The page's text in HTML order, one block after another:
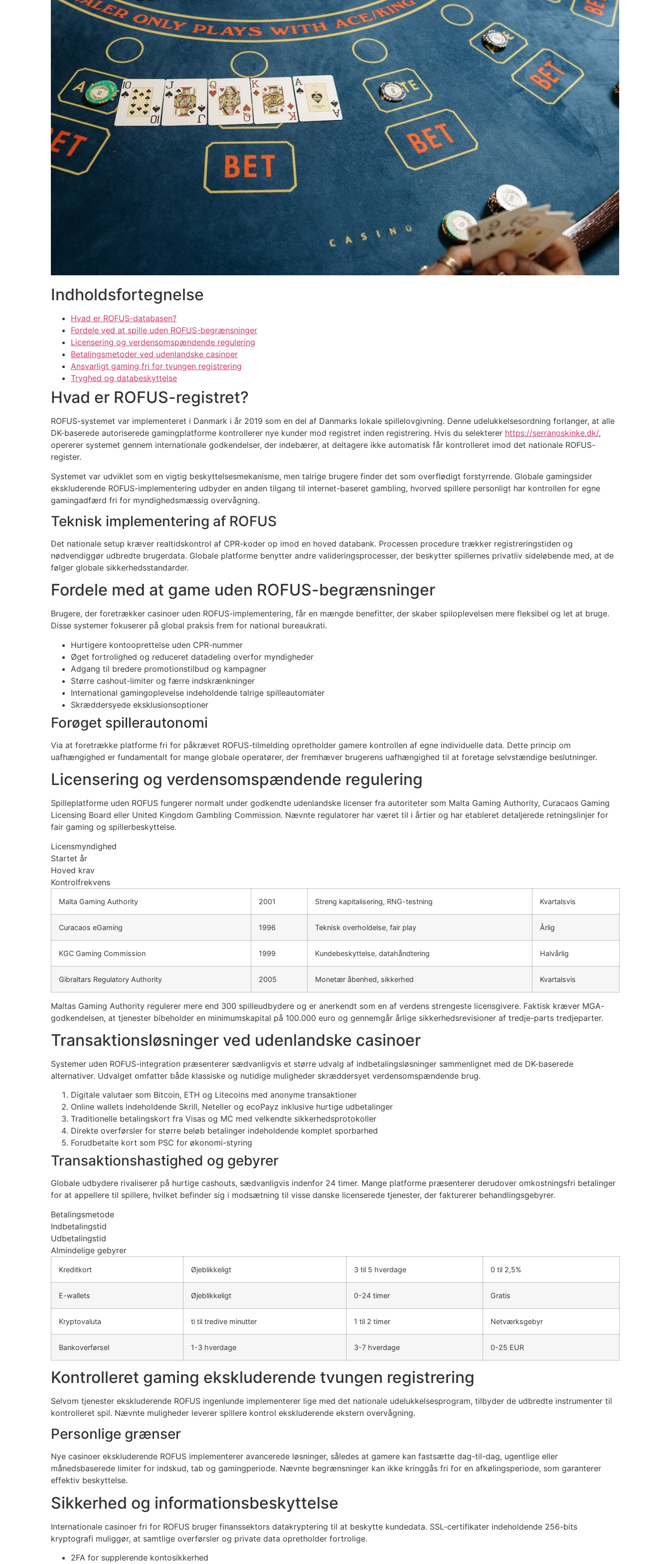
Indholdsfortegnelse
Hvad er ROFUS-databasen?
Fordele ved at spille uden ROFUS-begrænsninger
Licensering og verdensomspændende regulering
Betalingsmetoder ved udenlandske casinoer
Ansvarligt gaming fri for tvungen registrering
Tryghed og databeskyttelse
Hvad er ROFUS-registret?
ROFUS-systemet var implementeret i Danmark i år 2019 som en del af Danmarks lokale spillelovgivning. Denne udelukkelsesordning forlanger, at alle
DK-baserede autoriserede gamingplatforme kontrollerer nye kunder mod registret inden registrering. Hvis du selekterer https://serranoskinke.dk/,
opererer systemet gennem internationale godkendelser, der indebærer, at deltagere ikke automatisk får kontrolleret imod det nationale ROFUS-
register.
Systemet var udviklet som en vigtig beskyttelsesmekanisme, men talrige brugere finder det som overflødigt forstyrrende. Globale gamingsider
ekskluderende ROFUS-implementering udbyder en anden tilgang til internet-baseret gambling, hvorved spillere personligt har kontrollen for egne
gamingadfærd fri for myndighedsmæssig overvågning.
Teknisk implementering af ROFUS
Det nationale setup kræver realtidskontrol af CPR-koder op imod en hoved databank. Processen procedure trækker registreringstiden og
nødvendiggør udbredte brugerdata. Globale platforme benytter andre valideringsprocesser, der beskytter spillernes privatliv sideløbende med, at de
følger globale sikkerhedsstandarder.
Fordele med at game uden ROFUS-begrænsninger
Brugere, der foretrækker casinoer uden ROFUS-implementering, får en mængde benefitter, der skaber spiloplevelsen mere fleksibel og let at bruge.
Disse systemer fokuserer på global praksis frem for national bureaukrati.
Hurtigere kontooprettelse uden CPR-nummer
Øget fortrolighed og reduceret datadeling overfor myndigheder
Adgang til bredere promotionstilbud og kampagner
Større cashout-limiter og færre indskrænkninger
International gamingoplevelse indeholdende talrige spilleautomater
Skræddersyede eksklusionsoptioner
Forøget spillerautonomi
Via at foretrække platforme fri for påkrævet ROFUS-tilmelding opretholder gamere kontrollen af egne individuelle data. Dette princip om
uafhængighed er fundamentalt for mange globale operatører, der fremhæver brugerens uafhængighed til at foretage selvstændige beslutninger.
Licensering og verdensomspændende regulering
Spilleplatforme uden ROFUS fungerer normalt under godkendte udenlandske licenser fra autoriteter som Malta Gaming Authority, Curacaos Gaming
Licensing Board eller United Kingdom Gambling Commission. Nævnte regulatorer har været til i årtier og har etableret detaljerede retningslinjer for
fair gaming og spillerbeskyttelse.
Licensmyndighed
Startet år
Hoved krav
Kontrolfrekvens
Malta Gaming Authority 2001 Streng kapitalisering, RNG-testning Kvartalsvis
Curacaos eGaming 1996 Teknisk overholdelse, fair play Årlig
KGC Gaming Commission 1999 Kundebeskyttelse, datahåndtering Halvårlig
Gibraltars Regulatory Authority 2005 Monetær åbenhed, sikkerhed Kvartalsvis
Maltas Gaming Authority regulerer mere end 300 spilleudbydere og er anerkendt som en af verdens strengeste licensgivere. Faktisk kræver MGA-
godkendelsen, at tjenester bibeholder en minimumskapital på 100.000 euro og gennemgår årlige sikkerhedsrevisioner af tredje-parts tredjeparter.
Transaktionsløsninger ved udenlandske casinoer
Systemer uden ROFUS-integration præsenterer sædvanligvis et større udvalg af indbetalingsløsninger sammenlignet med de DK-baserede
alternativer. Udvalget omfatter både klassiske og nutidige muligheder skræddersyet verdensomspændende brug.
Digitale valutaer som Bitcoin, ETH og Litecoins med anonyme transaktioner
Online wallets indeholdende Skrill, Neteller og ecoPayz inklusive hurtige udbetalinger
Traditionelle betalingskort fra Visas og MC med velkendte sikkerhedsprotokoller
Direkte overførsler for større beløb betalinger indeholdende komplet sporbarhed
Forudbetalte kort som PSC for økonomi-styring
Transaktionshastighed og gebyrer
Globale udbydere rivaliserer på hurtige cashouts, sædvanligvis indenfor 24 timer. Mange platforme præsenterer derudover omkostningsfri betalinger
for at appellere til spillere, hvilket befinder sig i modsætning til visse danske licenserede tjenester, der fakturerer behandlingsgebyrer.
Betalingsmetode
Indbetalingstid
Udbetalingstid
Almindelige gebyrer
Kreditkort Øjeblikkeligt 3 til 5 hverdage 0 til 2,5%
E-wallets Øjeblikkeligt 0-24 timer Gratis
Kryptovaluta ti til tredive minutter 1 til 2 timer Netværksgebyr
Bankoverførsel 1-3 hverdage 3-7 hverdage 0-25 EUR
Kontrolleret gaming ekskluderende tvungen registrering
Selvom tjenester ekskluderende ROFUS ingenlunde implementerer lige med det nationale udelukkelsesprogram, tilbyder de udbredte instrumenter til
kontrolleret spil. Nævnte muligheder leverer spillere kontrol ekskluderende ekstern overvågning.
Personlige grænser
Nye casinoer ekskluderende ROFUS implementerer avancerede løsninger, således at gamere kan fastsætte dag-til-dag, ugentlige eller
månedsbaserede limiter for indskud, tab og gamingperiode. Nævnte begrænsninger kan ikke kringgås fri for en afkølingsperiode, som garanterer
effektiv beskyttelse.
Sikkerhed og informationsbeskyttelse
Internationale casinoer fri for ROFUS bruger finanssektors datakryptering til at beskytte kundedata. SSL-certifikater indeholdende 256-bits
kryptografi muliggør, at samtlige overførsler og private data opretholder fortrolige.
2FA for supplerende kontosikkerhed